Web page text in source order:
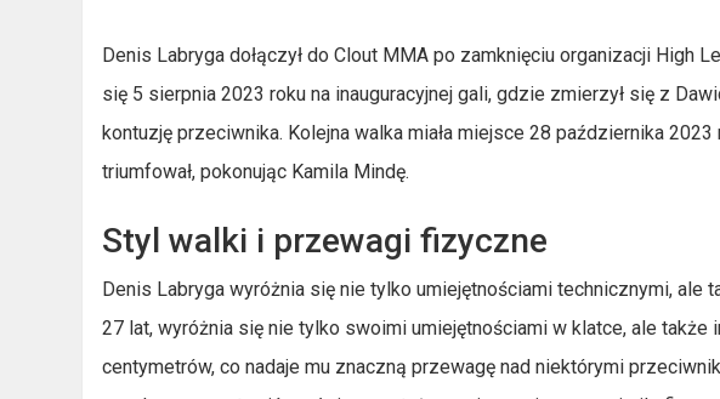
Denis Labryga dołączył do Clout MMA po zamknięciu organizacji High
się 5 sierpnia 2023 roku na inauguracyjnej gali, gdzie zmierzył się z
kontuzję przeciwnika. Kolejna walka miała miejsce 28 października
triumfował, pokonując Kamila Mindę.
Styl walki i przewagi fizyczne
Denis Labryga wyróżnia się nie tylko umiejętnościami technicznymi, ale
27 lat, wyróżnia się nie tylko swoimi umiejętnościami w klatce, ale
centymetrów, co nadaje mu znaczną przewagę nad niektórymi